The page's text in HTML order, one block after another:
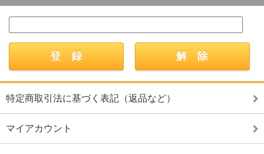
特定商取引法に基づく表記（返品など）
マイアカウント